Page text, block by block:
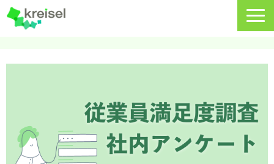
クライゼルの使い方
資料DL・ウェビナー一覧